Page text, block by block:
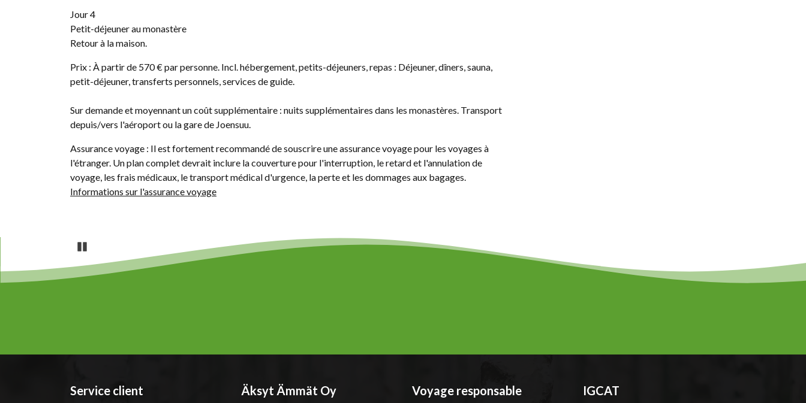
Jour 4
Petit-déjeuner au monastère
Retour à la maison.
Prix : À partir de 570 € par personne. Incl. hébergement, petits-déjeuners, repas : Déjeuner, dîners, sauna,
petit-déjeuner, transferts personnels, services de guide.
Sur demande et moyennant un coût supplémentaire : nuits supplémentaires dans les monastères. Transport
depuis/vers l'aéroport ou la gare de Joensuu.
Assurance voyage : Il est fortement recommandé de souscrire une assurance voyage pour les voyages à
l'étranger. Un plan complet devrait inclure la couverture pour l'interruption, le retard et l'annulation de
voyage, les frais médicaux, le transport médical d'urgence, la perte et les dommages aux bagages.
Informations sur l'assurance voyage
Service client Äksyt Ämmät Oy Voyage responsable IGCAT